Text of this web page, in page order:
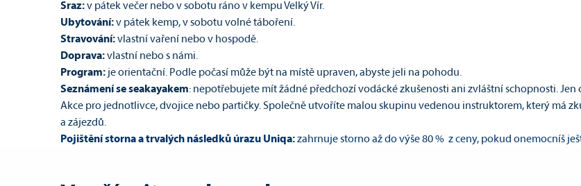
Sraz:v pátek večer nebo v sobotu ráno v kempu Velký Vír.
Ubytování:v pátek kemp, v sobotu volné táboření.
Stravování:vlastní vaření nebo v hospodě.
Doprava:vlastní nebo s námi.
Program: je orientační. Podle počasí může být na místě upraven, abyste jeli na pohodu.
Seznámení se seakayakem: nepotřebujete mít žádné předchozí vodácké zkušenosti ani zvláštní schopnosti.
Akce pro jednotlivce, dvojice nebo partičky. Společně utvoříte malou skupinu vedenou instruktorem, který má
a zájezdů.
Pojištění storna a trvalých následků úrazu Uniqa:zahrnuje storno až do výše 80 % z ceny, pokud onemocníš